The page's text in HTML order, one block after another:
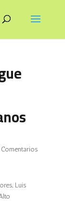
Luis